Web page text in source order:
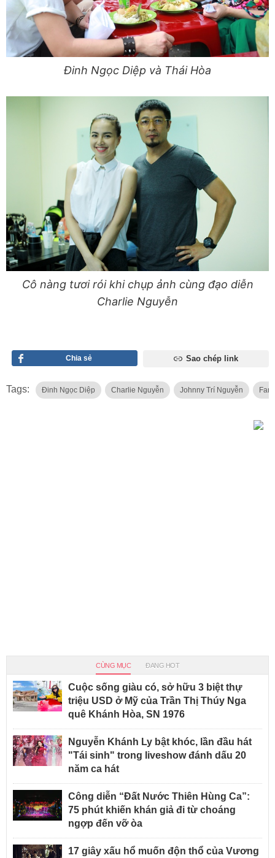
Đinh Ngọc Diệp và Thái Hòa
Cô nàng tươi rói khi chụp ảnh cùng đạo diễn
Charlie Nguyễn
Chia sẻ Sao chép link
Tags: Đinh Ngọc Diệp Charlie Nguyễn Johnny Trí Nguyễn Fan
CÙNG MỤC ĐANG HOT
Cuộc sống giàu có, sở hữu 3 biệt thự
triệu USD ở Mỹ của Trần Thị Thúy Nga
quê Khánh Hòa, SN 1976
Nguyễn Khánh Ly bật khóc, lần đầu hát
"Tái sinh" trong liveshow đánh dấu 20
năm ca hát
Công diễn “Đất Nước Thiên Hùng Ca”:
75 phút khiến khán giả đi từ choáng
ngợp đến vỡ òa
17 giây xấu hổ muốn độn thổ của Vương